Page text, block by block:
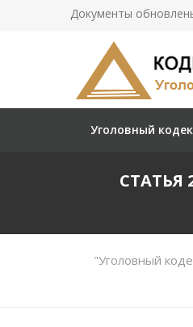
Документы
Уголовный
"Уголовный